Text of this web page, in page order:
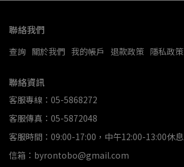
聯絡我們
查詢 關於我們 我的帳戶 退款政策 隱私政策
聯絡資訊
客服專線：05-5868272
客服傳真：05-5872048
客服時間：09:00-17:00，中午12:00-13:00休息
信箱：byrontobo@gmail.com